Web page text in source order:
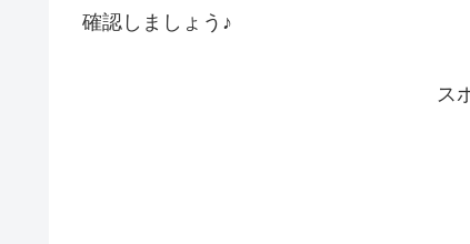
確認しましょう♪
ス